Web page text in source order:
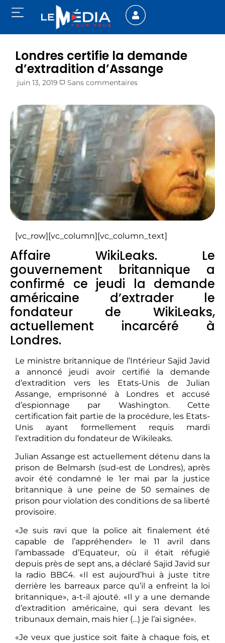
Londres certifie la demande
d’extradition d’Assange
juin 13, 2019 Sans commentaires
[vc_row][vc_column][vc_column_text]
Affaire WikiLeaks. Le
gouvernement britannique a
confirmé ce jeudi la demande
américaine d’extrader le
fondateur de WikiLeaks,
actuellement incarcéré à
Londres.
Le ministre britannique de l’Intérieur Sajid Javid
a annoncé jeudi avoir certifié la demande
d’extradition vers les Etats-Unis de Julian
Assange, emprisonné à Londres et accusé
d’espionnage par Washington. Cette
certification fait partie de la procédure, les Etats-
Unis ayant formellement requis mardi
l’extradition du fondateur de Wikileaks.
Julian Assange est actuellement détenu dans la
prison de Belmarsh (sud-est de Londres), après
avoir été condamné le 1er mai par la justice
britannique à une peine de 50 semaines de
prison pour violation des conditions de sa liberté
provisoire.
«Je suis ravi que la police ait finalement été
capable de l’appréhender» le 11 avril dans
l’ambassade d’Equateur, où il était réfugié
depuis près de sept ans, a déclaré Sajid Javid sur
la radio BBC4. «Il est aujourd’hui à juste titre
derrière les barreaux parce qu’il a enfreint la loi
britannique», a-t-il ajouté. «Il y a une demande
d’extradition américaine, qui sera devant les
tribunaux demain, mais hier (…) je l’ai signée».
«Je veux que justice soit faite à chaque fois, et